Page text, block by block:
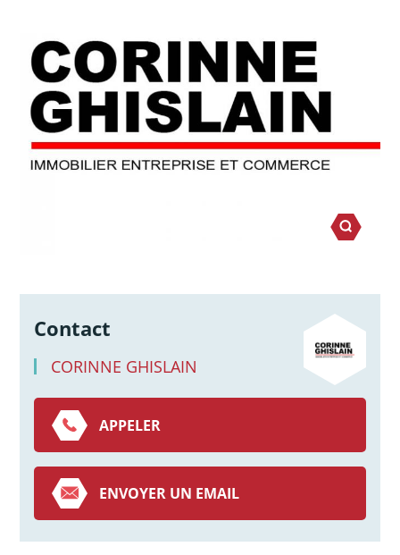
Contact
CORINNE GHISLAIN
APPELER
ENVOYER UN EMAIL